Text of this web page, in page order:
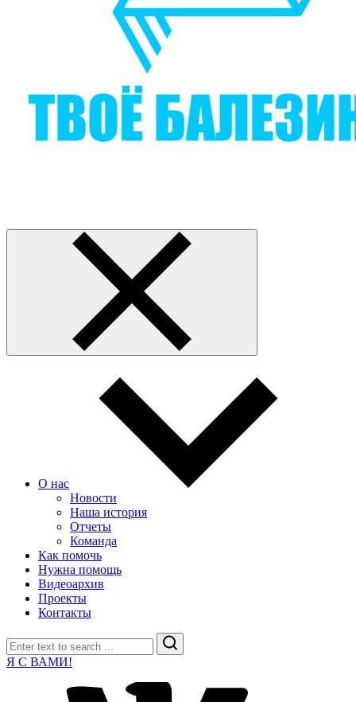
О нас
Новости
Наша история
Отчеты
Команда
Как помочь
Нужна помощь
Видеоархив
Проекты
Контакты
Search
Я С ВАМИ!